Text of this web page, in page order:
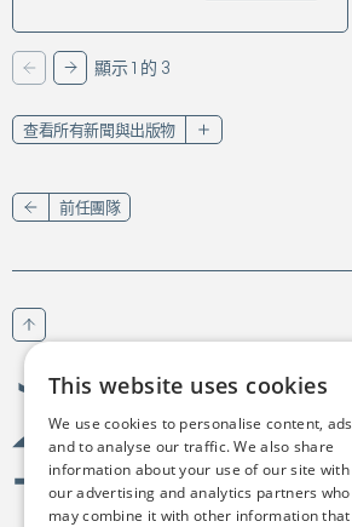
上一頁下一頁顯示 1 的 3
查看所有新聞與出版物
前任團隊
回到頂部
Birgejupmi
This website uses cookies
We use cookies to personalise content, ads
and to analyse our traffic. We also share
information about your use of our site with
our advertising and analytics partners who
may combine it with other information that